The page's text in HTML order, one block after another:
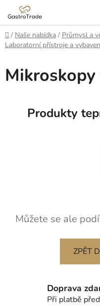
obsah
Domů
/ Naše nabídka / Průmysl a
Laboratorní přístroje a
Produkty
Můžete se ale
ZPĚT
Doprava
Při platbě